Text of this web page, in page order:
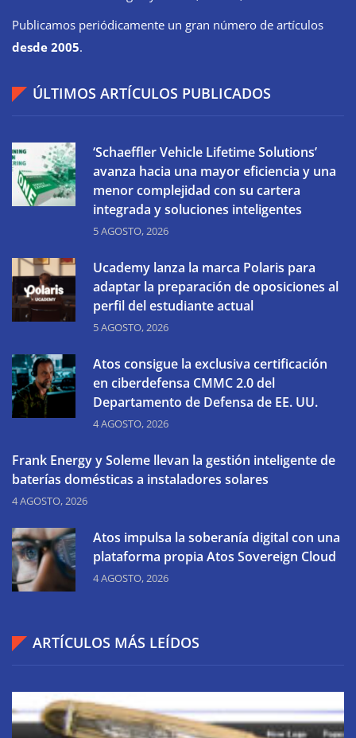
Publicamos periódicamente un gran número de artículos
desde 2005.
ÚLTIMOS ARTÍCULOS PUBLICADOS
‘Schaeffler Vehicle Lifetime Solutions’
avanza hacia una mayor eficiencia y una
menor complejidad con su cartera
integrada y soluciones inteligentes
5 AGOSTO, 2026
Ucademy lanza la marca Polaris para
adaptar la preparación de oposiciones al
perfil del estudiante actual
5 AGOSTO, 2026
Atos consigue la exclusiva certificación
en ciberdefensa CMMC 2.0 del
Departamento de Defensa de EE. UU.
4 AGOSTO, 2026
Frank Energy y Soleme llevan la gestión inteligente de
baterías domésticas a instaladores solares
4 AGOSTO, 2026
Atos impulsa la soberanía digital con una
plataforma propia Atos Sovereign Cloud
4 AGOSTO, 2026
ARTÍCULOS MÁS LEÍDOS